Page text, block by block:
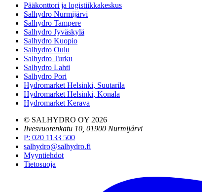
Pääkonttori ja logistiikkakeskus
Salhydro Nurmijärvi
Salhydro Tampere
Salhydro Jyväskylä
Salhydro Kuopio
Salhydro Oulu
Salhydro Turku
Salhydro Lahti
Salhydro Pori
Hydromarket Helsinki, Suutarila
Hydromarket Helsinki, Konala
Hydromarket Kerava
© SALHYDRO OY 2026
Ilvesvuorenkatu 10, 01900 Nurmijärvi
P: 020 1133 500
salhydro@salhydro.fi
Myyntiehdot
Tietosuoja